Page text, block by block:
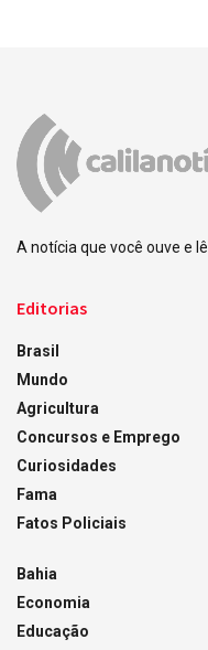
A notícia que você ouve e lê.
Editorias
Brasil
Mundo
Agricultura
Concursos e Emprego
Curiosidades
Fama
Fatos Policiais
Bahia
Economia
Educação